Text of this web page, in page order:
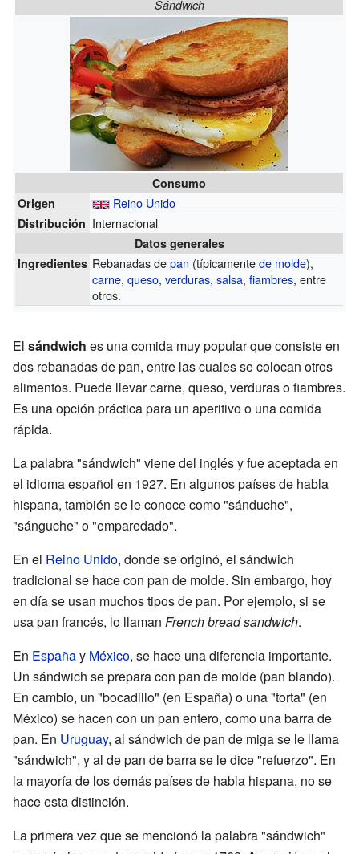
Sándwich
Consumo
Origen
Reino Unido
Distribución Internacional
Datos generales
Ingredientes Rebanadas depan (típicamentede molde),
carne,queso,verduras,salsa,fiambres, entre
otros.
El sándwich es una comida muy popular que consiste en
dos rebanadas de pan, entre las cuales se colocan otros
alimentos. Puede llevar carne, queso, verduras o fiambres.
Es una opción práctica para un aperitivo o una comida
rápida.
La palabra "sándwich" viene del inglés y fue aceptada en
el idioma español en 1927. En algunos países de habla
hispana, también se le conoce como "sánduche",
"sánguche" o "emparedado".
En el Reino Unido, donde se originó, el sándwich
tradicional se hace con pan de molde. Sin embargo, hoy
en día se usan muchos tipos de pan. Por ejemplo, si se
usa pan francés, lo llaman French bread sandwich.
En Españay México, se hace una diferencia importante.
Un sándwich se prepara con pan de molde (pan blando).
En cambio, un "bocadillo" (en España) o una "torta" (en
México) se hacen con un pan entero, como una barra de
pan. En Uruguay, al sándwich de pan de miga se le llama
"sándwich", y al de pan de barra se le dice "refuerzo". En
la mayoría de los demás países de habla hispana, no se
hace esta distinción.
La primera vez que se mencionó la palabra "sándwich"